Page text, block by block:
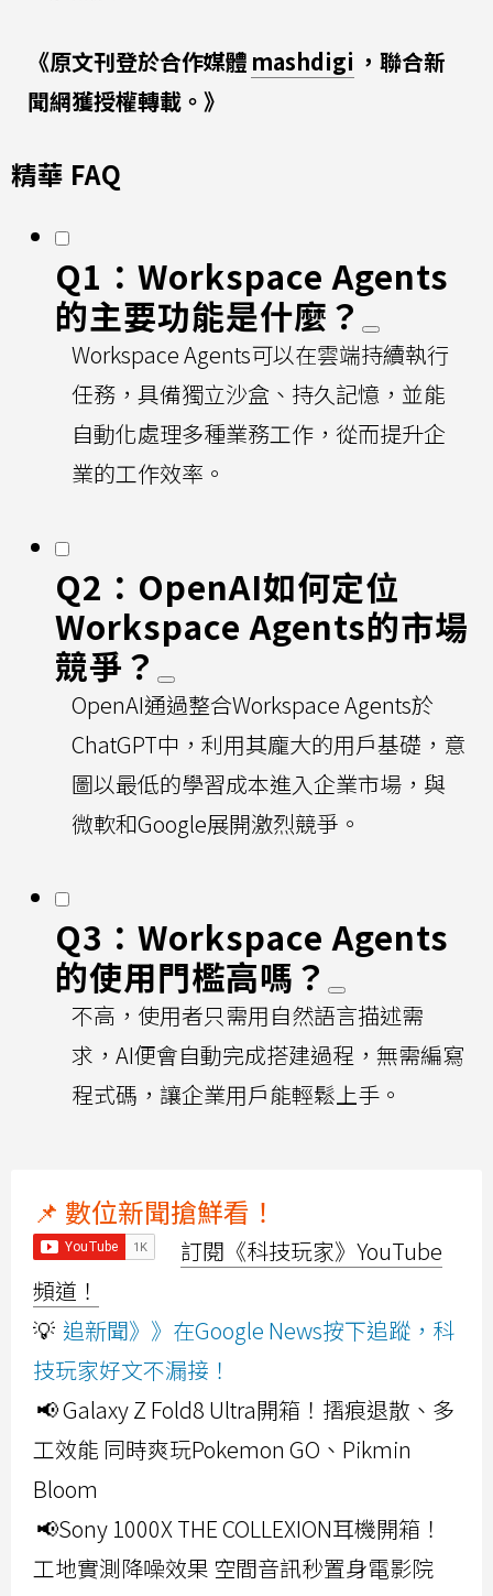
《原文刊登於合作媒體 mashdigi ，聯合新
聞網獲授權轉載。》
精華 FAQ
Q1：Workspace Agents
的主要功能是什麼？
Workspace Agents可以在雲端持續執行
任務，具備獨立沙盒、持久記憶，並能
自動化處理多種業務工作，從而提升企
業的工作效率。
Q2：OpenAI如何定位
Workspace Agents的市場
競爭？
OpenAI通過整合Workspace Agents於
ChatGPT中，利用其龐大的用戶基礎，意
圖以最低的學習成本進入企業市場，與
微軟和Google展開激烈競爭。
Q3：Workspace Agents
的使用門檻高嗎？
不高，使用者只需用自然語言描述需
求，AI便會自動完成搭建過程，無需編寫
程式碼，讓企業用戶能輕鬆上手。
📌 數位新聞搶鮮看！
訂閱《科技玩家》YouTube
頻道！
💡 追新聞》》在Google News按下追蹤，科
技玩家好文不漏接！
📢 Galaxy Z Fold8 Ultra開箱！摺痕退散、多
工效能 同時爽玩Pokemon GO、Pikmin
Bloom
📢Sony 1000X THE COLLEXION耳機開箱！
工地實測降噪效果 空間音訊秒置身電影院